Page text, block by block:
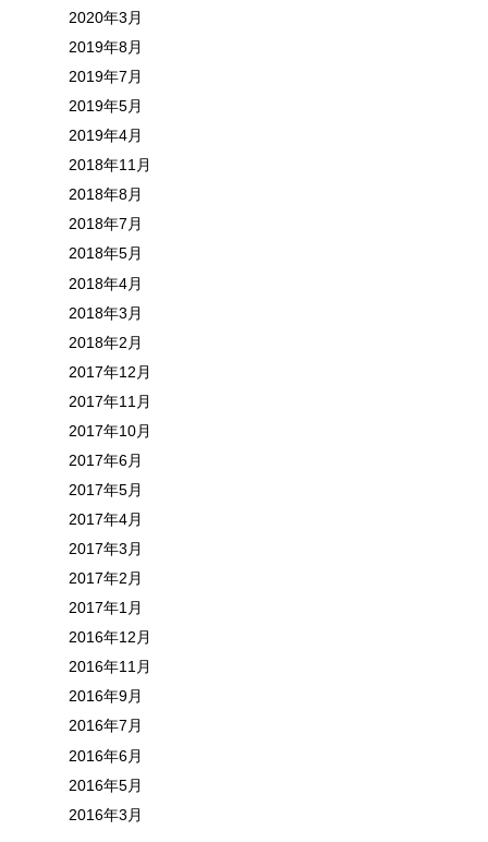
2020年3月
2019年8月
2019年7月
2019年5月
2019年4月
2018年11月
2018年8月
2018年7月
2018年5月
2018年4月
2018年3月
2018年2月
2017年12月
2017年11月
2017年10月
2017年6月
2017年5月
2017年4月
2017年3月
2017年2月
2017年1月
2016年12月
2016年11月
2016年9月
2016年7月
2016年6月
2016年5月
2016年3月